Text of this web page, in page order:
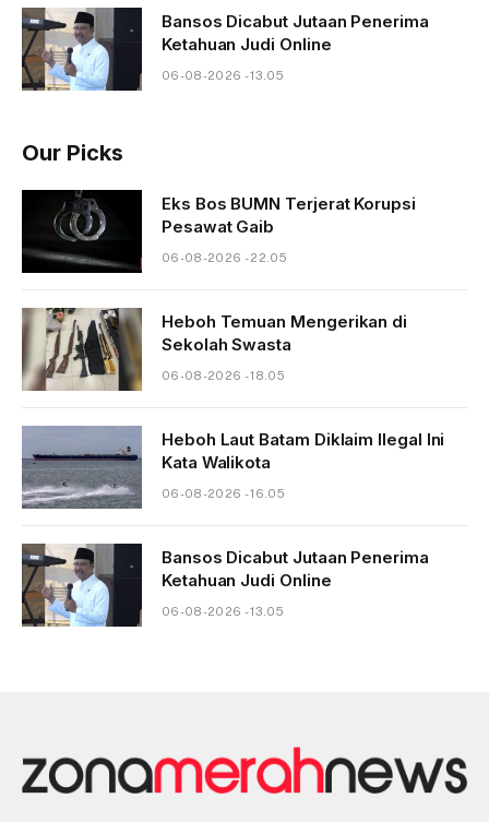
Bansos Dicabut Jutaan Penerima
Ketahuan Judi Online
06-08-2026 - 13.05
Our Picks
Eks Bos BUMN Terjerat Korupsi
Pesawat Gaib
06-08-2026 - 22.05
Heboh Temuan Mengerikan di
Sekolah Swasta
06-08-2026 - 18.05
Heboh Laut Batam Diklaim Ilegal Ini
Kata Walikota
06-08-2026 - 16.05
Bansos Dicabut Jutaan Penerima
Ketahuan Judi Online
06-08-2026 - 13.05